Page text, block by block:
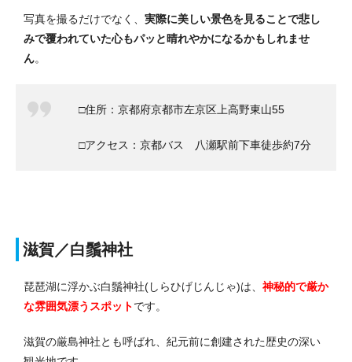
写真を撮るだけでなく、 実際に美しい景色を見ることで悲し
みで覆われていた心もパッと晴れやかになるかもしれませ
ん。
□住所：京都府京都市左京区上高野東山55
□アクセス：京都バス 八瀬駅前下車徒歩約7分
滋賀／白鬚神社
琵琶湖に浮かぶ白鬚神社(しらひげじんじゃ)は、 神秘的で厳か
な雰囲気漂うスポットです。
滋賀の厳島神社とも呼ばれ、紀元前に創建された歴史の深い